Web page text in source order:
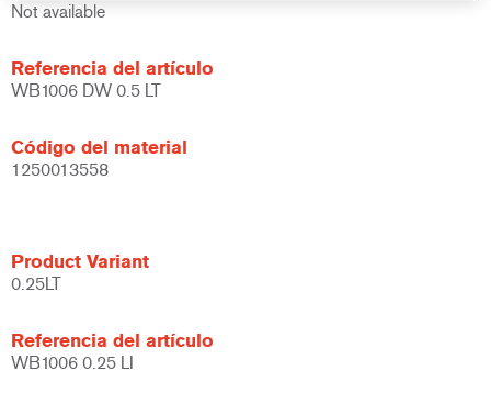
Not available
Referencia del artículo
WB1006 DW 0.5 LT
Código del material
1250013558
Product Variant
0.25LT
Referencia del artículo
WB1006 0.25 LI